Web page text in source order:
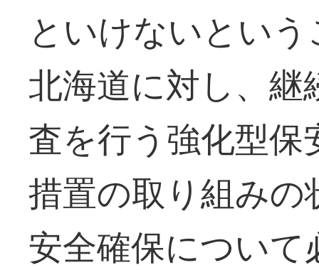
といけないとい
北海道に対し、継
査を行う強化型保
措置の取り組み
安全確保につい